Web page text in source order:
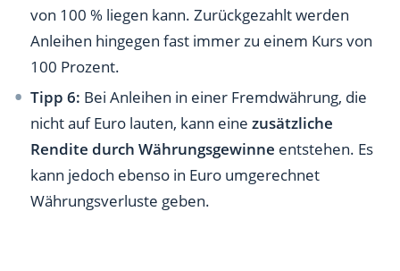
von 100 % liegen kann. Zurückgezahlt werden
Anleihen hingegen fast immer zu einem Kurs von
100 Prozent.
Tipp 6: Bei Anleihen in einer Fremdwährung, die
nicht auf Euro lauten, kann einezusätzliche
Rendite durch Währungsgewinne entstehen. Es
kann jedoch ebenso in Euro umgerechnet
Währungsverluste geben.